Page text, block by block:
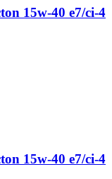
15w-40 e7/ci-4
15w-40 e7/ci-4